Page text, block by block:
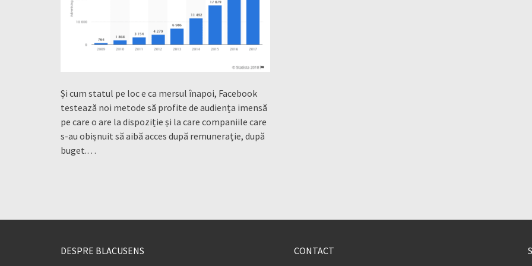
Și cum statul pe loc e ca mersul înapoi, Facebook
testează noi metode să profite de audiența imensă
pe care o are la dispoziție și la care companiile care
s-au obișnuit să aibă acces după remunerație, după
buget.…
DESPRE BLACUSENS CONTACT